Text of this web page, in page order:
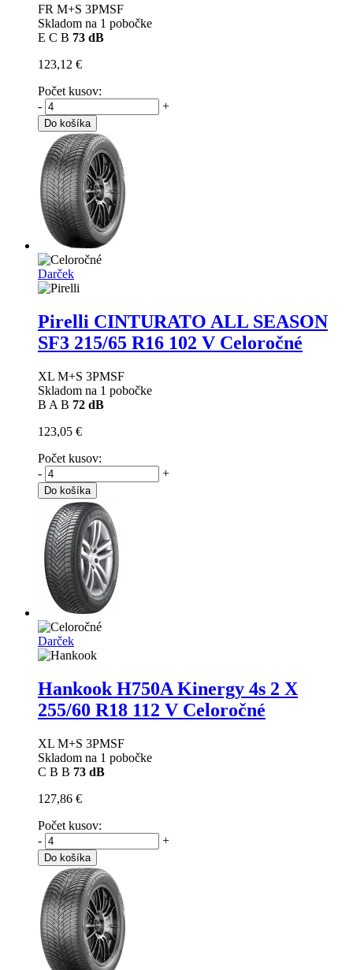
FR M+S 3PMSF
Skladom na 1 pobočke
E C B 73 dB
123,12 €
Počet kusov:
-
+
Do košíka
Darček
Pirelli CINTURATO ALL SEASON
SF3 215/65 R16 102 V Celoročné
XL M+S 3PMSF
Skladom na 1 pobočke
B A B 72 dB
123,05 €
Počet kusov:
-
+
Do košíka
Darček
Hankook H750A Kinergy 4s 2 X
255/60 R18 112 V Celoročné
XL M+S 3PMSF
Skladom na 1 pobočke
C B B 73 dB
127,86 €
Počet kusov:
-
+
Do košíka